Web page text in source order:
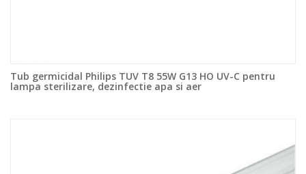
Tub germicidal Philips TUV T8 55W G13 HO UV-C pentru
lampa sterilizare, dezinfectie apa si aer